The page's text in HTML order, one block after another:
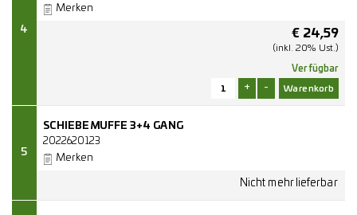
4
Merken
€ 24,59
(inkl. 20% Ust.)
Verfügbar
+ -
5
SCHIEBEMUFFE 3+4 GANG
2022620123
Merken